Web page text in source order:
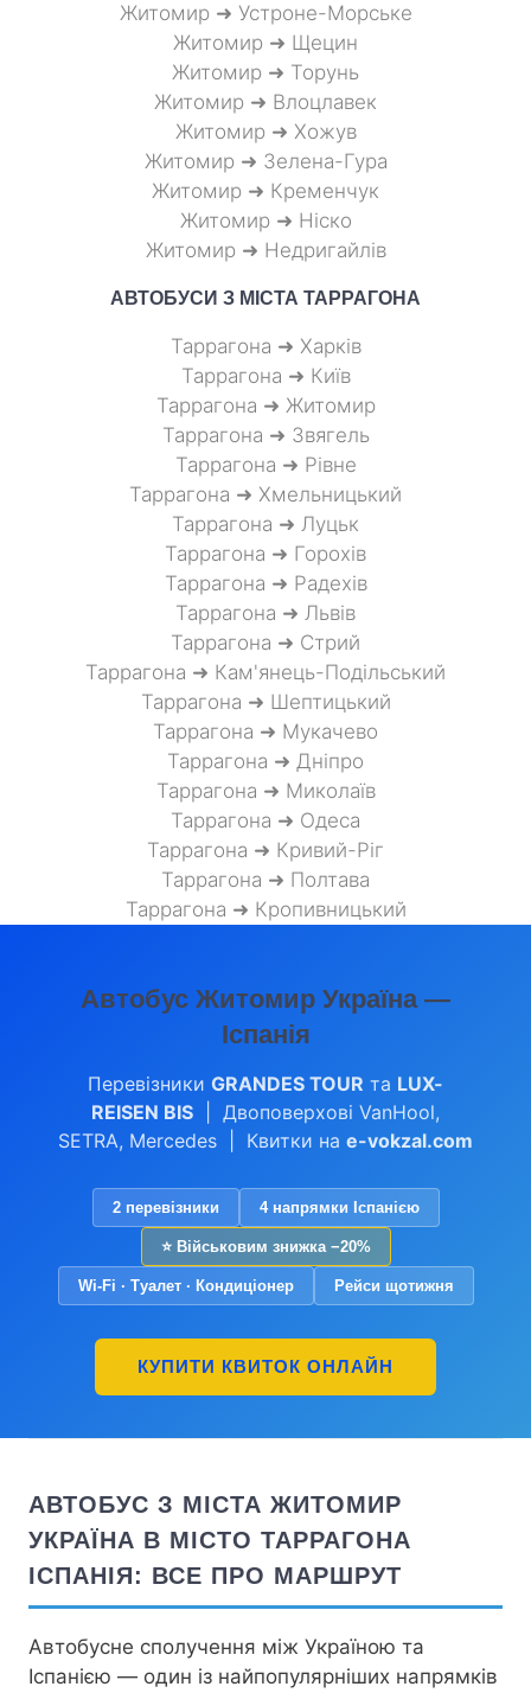
Житомир ➜ Устроне-Морське
Житомир ➜ Щецин
Житомир ➜ Торунь
Житомир ➜ Влоцлавек
Житомир ➜ Хожув
Житомир ➜ Зелена-Гура
Житомир ➜ Кременчук
Житомир ➜ Ніско
Житомир ➜ Недригайлів
АВТОБУСИ З МІСТА ТАРРАГОНА
Таррагона ➜ Харків
Таррагона ➜ Київ
Таррагона ➜ Житомир
Таррагона ➜ Звягель
Таррагона ➜ Рівне
Таррагона ➜ Хмельницький
Таррагона ➜ Луцьк
Таррагона ➜ Горохів
Таррагона ➜ Радехів
Таррагона ➜ Львів
Таррагона ➜ Стрий
Таррагона ➜ Кам'янець-Подільський
Таррагона ➜ Шептицький
Таррагона ➜ Мукачево
Таррагона ➜ Дніпро
Таррагона ➜ Миколаїв
Таррагона ➜ Одеса
Таррагона ➜ Кривий-Ріг
Таррагона ➜ Полтава
Таррагона ➜ Кропивницький
Автобус Житомир Україна —
Іспанія
Перевізники GRANDES TOUR та LUX-
REISEN BIS | Двоповерхові VanHool,
SETRA, Mercedes | Квитки на e-vokzal.com
2 перевізники 4 напрямки Іспанією
⭐ Військовим знижка −20%
Wi-Fi · Туалет · Кондиціонер Рейси щотижня
КУПИТИ КВИТОК ОНЛАЙН
АВТОБУС З МІСТА ЖИТОМИР
УКРАЇНА В МІСТО ТАРРАГОНА
ІСПАНІЯ: ВСЕ ПРО МАРШРУТ
Автобусне сполучення між Україною та
Іспанією — один із найпопулярніших напрямків